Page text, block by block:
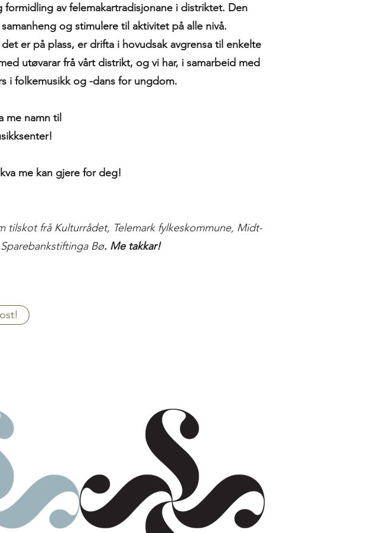
av felemakartradisjonane i distriktet. Den
og stimulere til aktivitet på alle nivå.
er på plass, er drifta i hovudsak avgrensa til enkelte
utøvarar frå vårt distrikt, og vi har, i samarbeid med
i folkemusikk og -dans for ungdom.
me namn til
me kan gjere for deg!
tilskot frå Kulturrådet, Telemark fylkeskommune, Midt-
Bø. Me takkar!